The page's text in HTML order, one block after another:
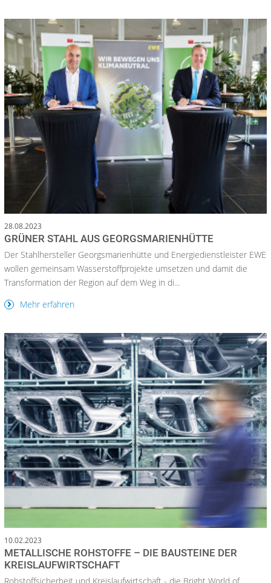
28.08.2023
GRÜNER STAHL AUS GEORGSMARIENHÜTTE
Der Stahlhersteller Georgsmarienhütte und Energiedienstleister EWE
wollen gemeinsam Wasserstoffprojekte umsetzen und damit die
Transformation der Region auf dem Weg in di...
Mehr erfahren
10.02.2023
METALLISCHE ROHSTOFFE – DIE BAUSTEINE DER
KREISLAUFWIRTSCHAFT